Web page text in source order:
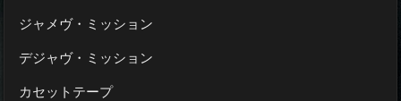
ジャメヴ・ミッション
デジャヴ・ミッション
カセットテープ